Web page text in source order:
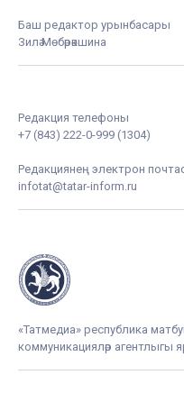
Баш редактор урынбасары
Зилә Мөбәрәкшина
Редакция телефоны
+7 (843) 222-0-999 (1304)
Редакциянең электрон
infotat@tatar-inform.ru
«Татмедиа» республика
коммуникацияләр агентлыгы